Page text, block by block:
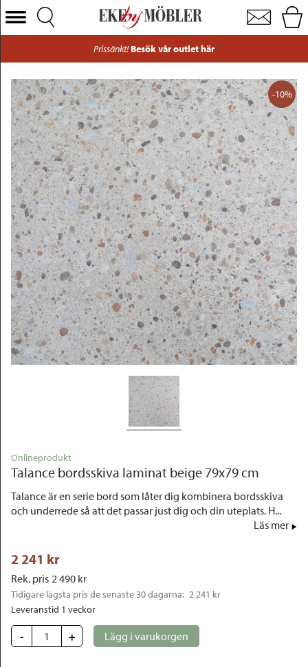
Talance bordsskiva laminat beige 79x79 cm
Välj Kategori
Fåtöljer
Bord
Stolar
Sängar
Förvaring
Inredning
Mattor
Belysning
Utemöbler
Varumärken
Outlet
Prissänkt!Besök vår outlet här
-10%
Onlineprodukt
Talance bordsskiva laminat beige 79x79 cm
Talance är en serie bord som låter dig kombinera bordsskiva
och underrede så att det passar just dig och din uteplats. H...
Läs mer
2 241 kr
Rek. pris 2 490 kr
Tidigare lägsta pris de senaste 30 dagarna: 2 241 kr
Leveranstid 1 veckor
- + Lägg i varukorgen